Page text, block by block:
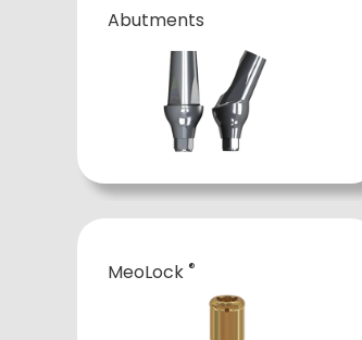
Abutments
MeoLock ®